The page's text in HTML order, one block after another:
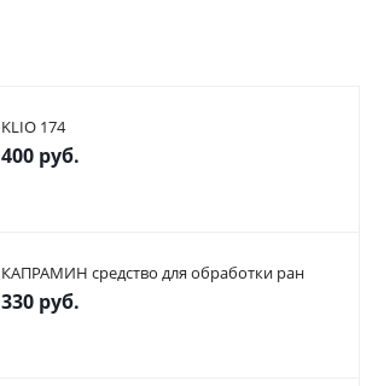
KLIO 174
400 руб.
КАПРАМИН средство для обработки ран
330 руб.